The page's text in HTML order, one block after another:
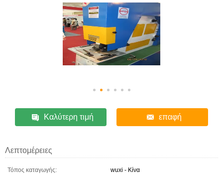
Καλύτερη τιμή επαφή
Λεπτομέρειες
Τόπος καταγωγής:
wuxi - Κίνα